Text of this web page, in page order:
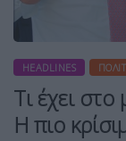
HEADLINES
Τι έχει
Η πιο